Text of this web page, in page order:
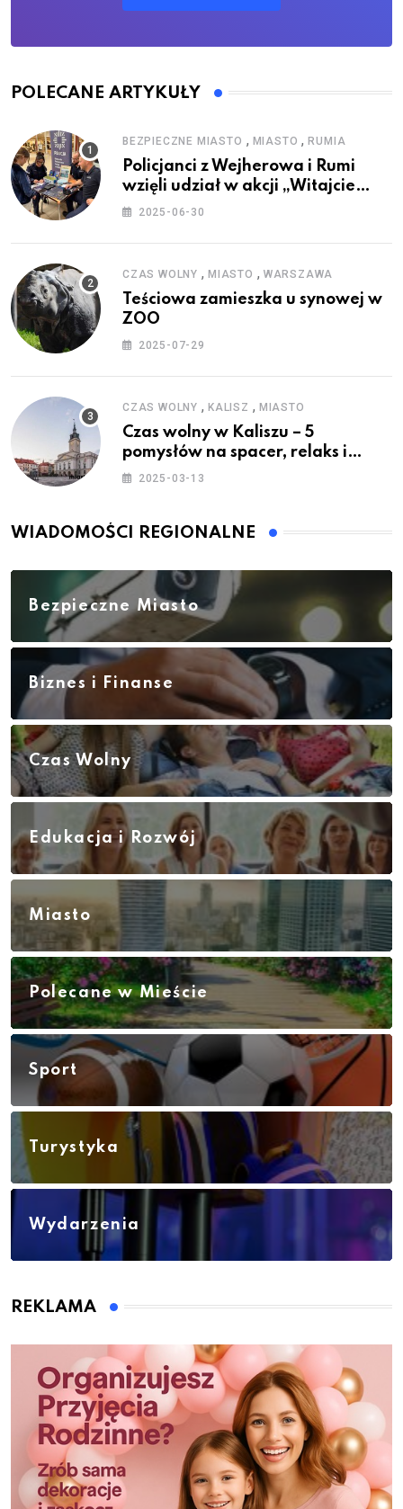
POLECANE ARTYKUŁY
BEZPIECZNE MIASTO , MIASTO ,RUMIA
Policjanci z Wejherowa i Rumi
wzięli udział w akcji „Witajcie
Wakacje”
2025-06-30
CZAS WOLNY , MIASTO , WARSZAWA
Teściowa zamieszka u synowej w
ZOO
2025-07-29
CZAS WOLNY , KALISZ , MIASTO
Czas wolny w Kaliszu – 5
pomysłów na spacer, relaks i
rodzinne atrakcje
2025-03-13
WIADOMOŚCI REGIONALNE
Bezpieczne Miasto
Biznes i Finanse
Czas Wolny
Edukacja i Rozwój
Miasto
Polecane w Mieście
Sport
Turystyka
Wydarzenia
REKLAMA